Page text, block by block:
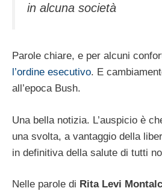
in alcuna società
Parole chiare, e per alcuni
l’ordine esecutivo. E
all’epoca Bush.
Una bella notizia. L’auspicio è
una svolta, a vantaggio della
in definitiva della salute di tutti
Nelle parole di Rita Levi